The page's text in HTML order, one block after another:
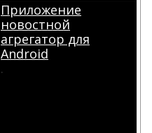
Приложение
новостной
агрегатор для
Android
.